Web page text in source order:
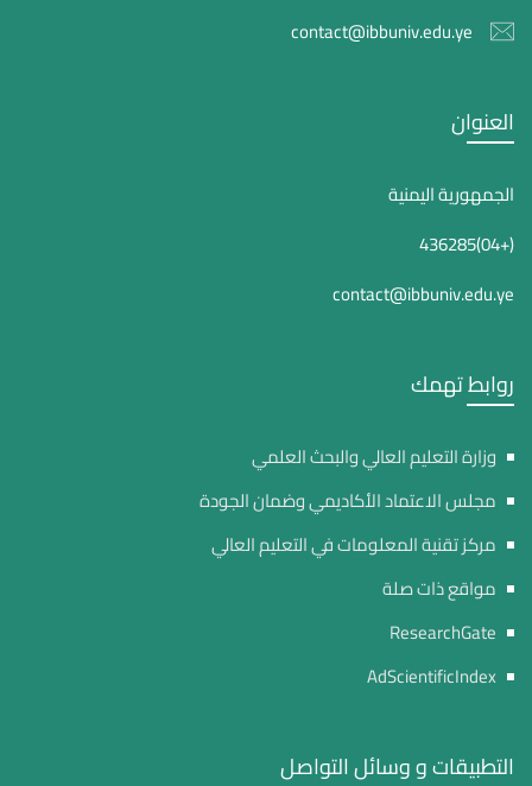
contact@ibbuniv.edu.ye
العنوان
الجمهورية اليمنية
(+04)436285
contact@ibbuniv.edu.ye
روابط تهمك
وزارة التعليم العالي والبحث العلمي
مجلس الاعتماد الأكاديمي وضمان الجودة
مركز تقنية المعلومات في التعليم العالي
مواقع ذات صلة
ResearchGate
AdScientificIndex
التطبيقات و وسائل التواصل